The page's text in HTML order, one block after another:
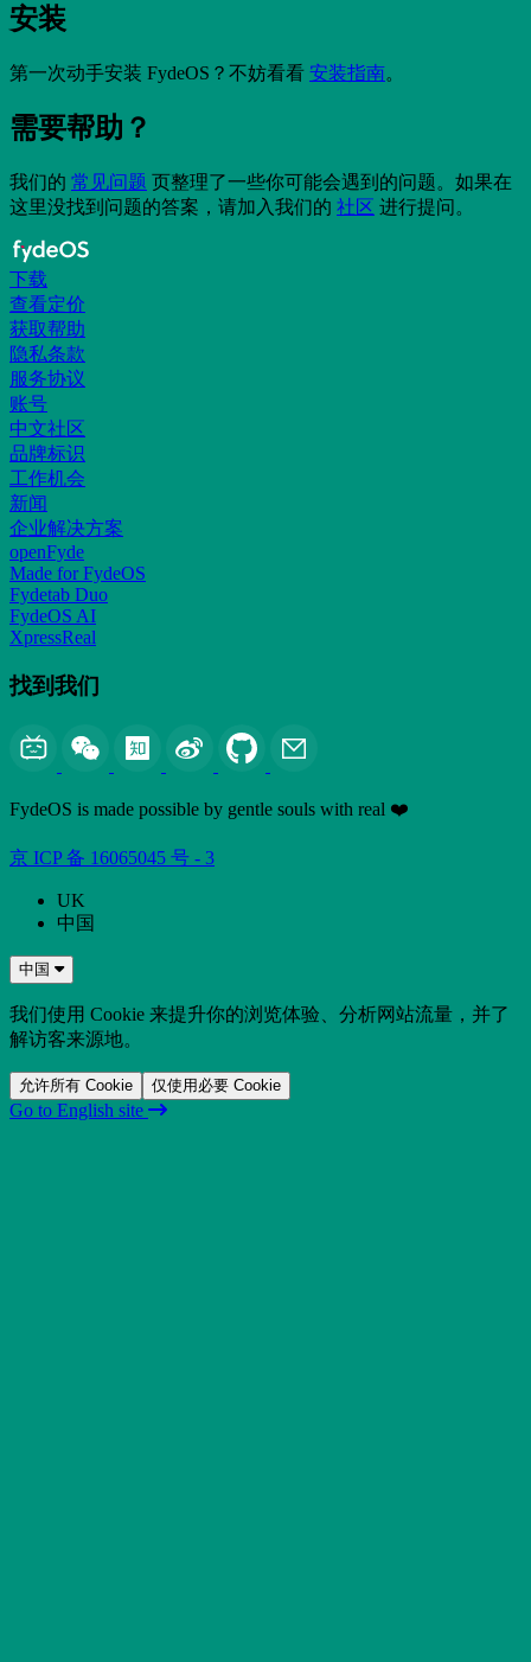
安装
第一次动手安装 FydeOS？不妨看看 安装指南。
需要帮助？
我们的 常见问题 页整理了一些你可能会遇到的问题。如果在
这里没找到问题的答案，请加入我们的 社区 进行提问。
下载
查看定价
获取帮助
隐私条款
服务协议
账号
中文社区
品牌标识
工作机会
新闻
企业解决方案
openFyde
Made for FydeOS
Fydetab Duo
FydeOS AI
XpressReal
找到我们
FydeOS is made possible by gentle souls with real ❤️
京 ICP 备 16065045 号 - 3
UK
中国
中国
我们使用 Cookie 来提升你的浏览体验、分析网站流量，并了
解访客来源地。
允许所有 Cookie 仅使用必要 Cookie
Go to English site